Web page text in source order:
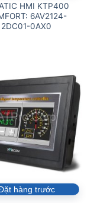
HMI KTP400
6AV2124-
2DC01-0AX0
hàng trước